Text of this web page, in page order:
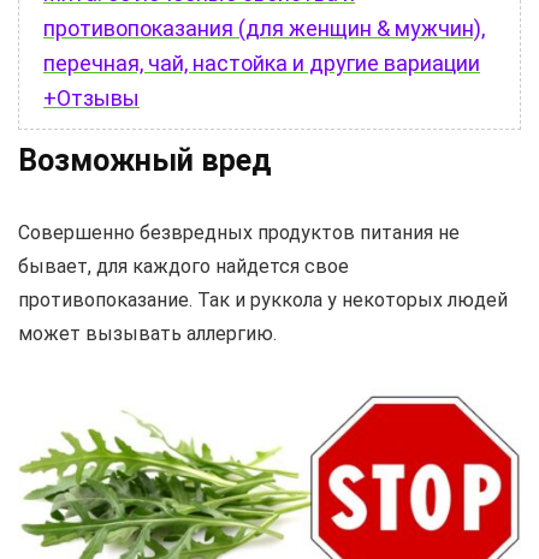
противопоказания (для женщин & мужчин),
перечная, чай, настойка и другие вариации
+Отзывы
Возможный вред
Совершенно безвредных продуктов питания не
бывает, для каждого найдется свое
противопоказание. Так и руккола у некоторых людей
может вызывать аллергию.